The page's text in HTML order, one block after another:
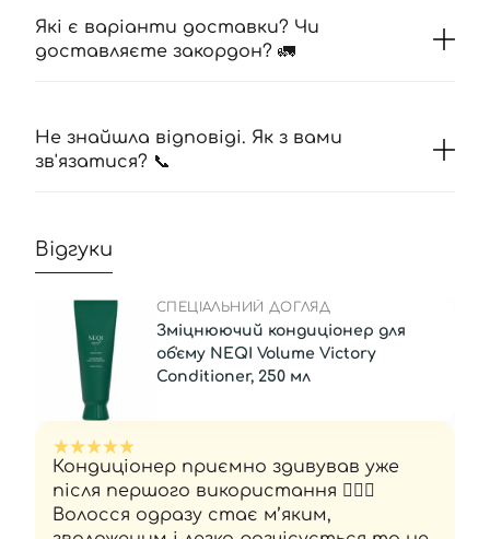
Які є варіанти доставки? Чи
доставляєте закордон? 🚛
Не знайшла відповіді. Як з вами
зв'язатися? 📞
Відгуки
СПЕЦІАЛЬНИЙ ДОГЛЯД
Зміцнюючий кондиціонер для
об'єму NEQI Volume Victory
Conditioner, 250 мл
Кондиціонер приємно здивував уже
після першого використання 💆🏻‍♀️
Волосся одразу стає м’яким,